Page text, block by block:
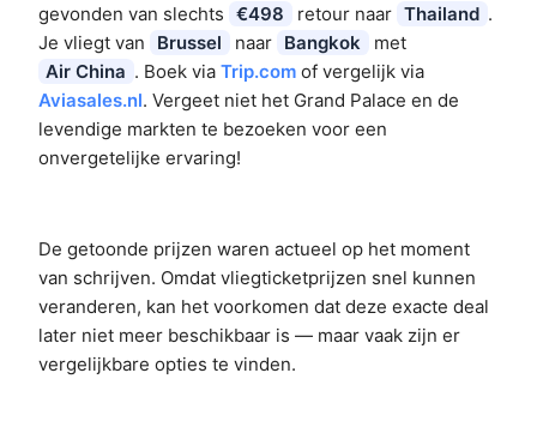
gevonden van slechts €498 retour naar Thailand .
Je vliegt van
Brussel naar Bangkok
met
Air China . Boek via Trip.comof vergelijk via
Aviasales.nl. Vergeet niet het Grand Palace en de
levendige markten te bezoeken voor een
onvergetelijke ervaring!
De getoonde prijzen waren actueel op het moment
van schrijven. Omdat vliegticketprijzen snel kunnen
veranderen, kan het voorkomen dat deze exacte deal
later niet meer beschikbaar is — maar vaak zijn er
vergelijkbare opties te vinden.